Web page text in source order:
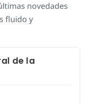
novedades
fluido y
de la